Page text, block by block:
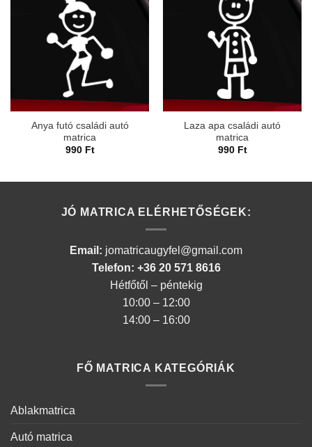
Anya futó családi autó
matrica
990 Ft
Laza apa családi autó
matrica
990 Ft
JÓ MATRICA ELÉRHETŐSÉGEK:
Email: jomatricaugyfel@gmail.com
Telefon: +36 20 571 8616
Hétfőtől – péntekig
10:00 – 12:00
14:00 – 16:00
FŐ MATRICA KATEGÓRIÁK
Ablakmatrica
Autó matrica